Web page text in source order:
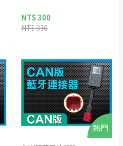
NT$ 300
NT$ 330